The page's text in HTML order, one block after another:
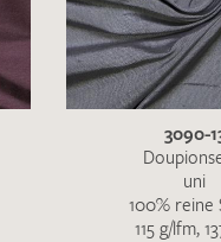
arbeiten
3090-
uni
100% reine
115 g/lfm,